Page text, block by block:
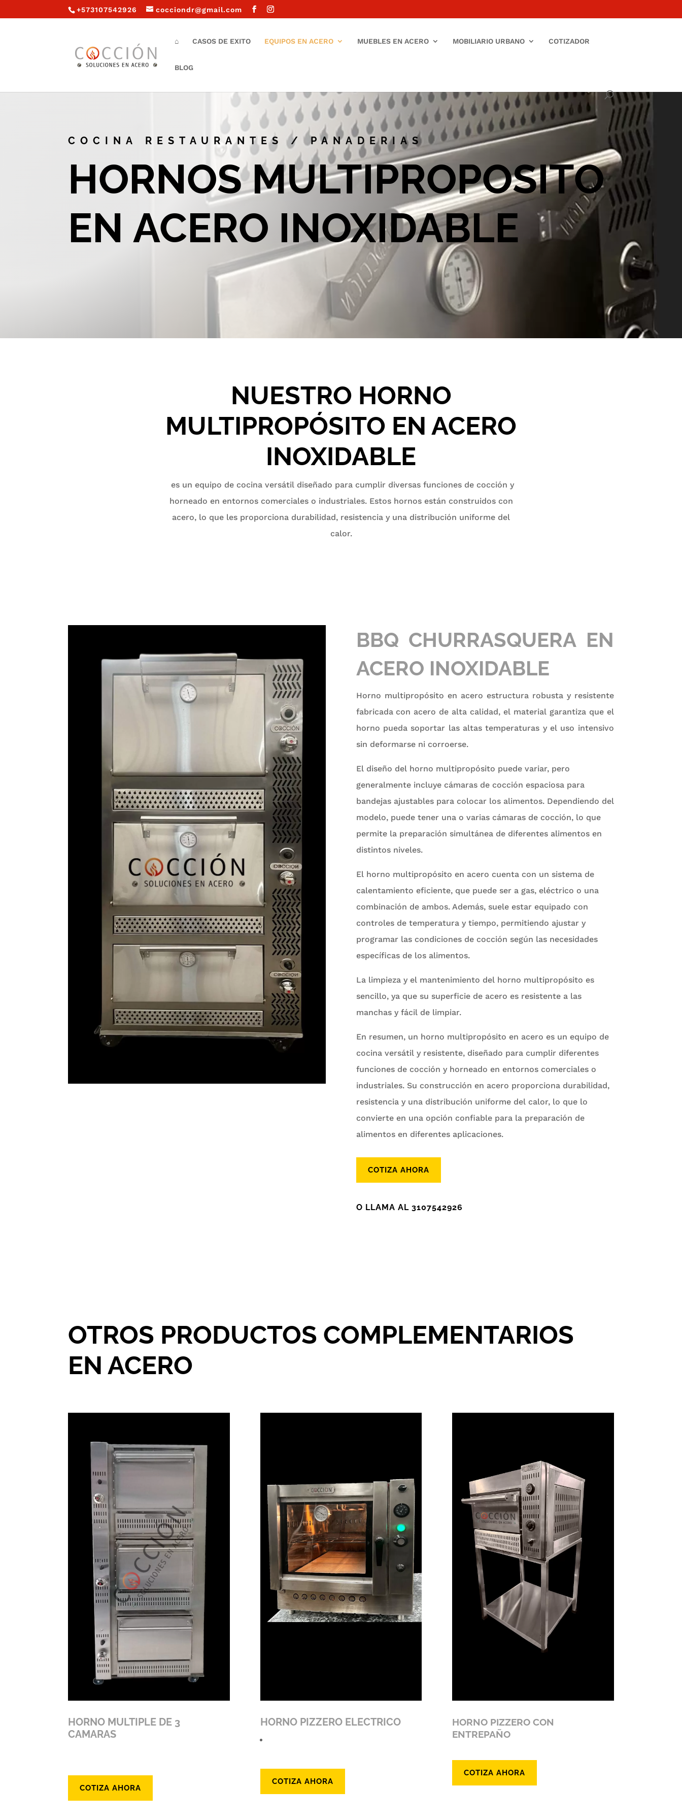
+573107542926 cocciondr@gmail.com
⌂ CASOS DE EXITO EQUIPOS EN ACERO MUEBLES EN ACERO MOBILIARIO URBANO COTIZADOR
BLOG
COCINA RESTAURANTES / PANADERIAS
HORNOS MULTIPROPOSITO
EN ACERO INOXIDABLE
NUESTRO HORNO
MULTIPROPÓSITO EN ACERO
INOXIDABLE
es un equipo de cocina versátil diseñado para cumplir diversas funciones de cocción y
horneado en entornos comerciales o industriales. Estos hornos están construidos con
acero, lo que les proporciona durabilidad, resistencia y una distribución uniforme del
calor.
BBQ CHURRASQUERA EN
ACERO INOXIDABLE
Horno multipropósito en acero estructura robusta y resistente
fabricada con acero de alta calidad, el material garantiza que el
horno pueda soportar las altas temperaturas y el uso intensivo
sin deformarse ni corroerse.
El diseño del horno multipropósito puede variar, pero
generalmente incluye cámaras de cocción espaciosa para
bandejas ajustables para colocar los alimentos. Dependiendo del
modelo, puede tener una o varias cámaras de cocción, lo que
permite la preparación simultánea de diferentes alimentos en
distintos niveles.
El horno multipropósito en acero cuenta con un sistema de
calentamiento eficiente, que puede ser a gas, eléctrico o una
combinación de ambos. Además, suele estar equipado con
controles de temperatura y tiempo, permitiendo ajustar y
programar las condiciones de cocción según las necesidades
específicas de los alimentos.
La limpieza y el mantenimiento del horno multipropósito es
sencillo, ya que su superficie de acero es resistente a las
manchas y fácil de limpiar.
En resumen, un horno multipropósito en acero es un equipo de
cocina versátil y resistente, diseñado para cumplir diferentes
funciones de cocción y horneado en entornos comerciales o
industriales. Su construcción en acero proporciona durabilidad,
resistencia y una distribución uniforme del calor, lo que lo
convierte en una opción confiable para la preparación de
alimentos en diferentes aplicaciones.
COTIZA AHORA
O LLAMA AL 3107542926
OTROS PRODUCTOS COMPLEMENTARIOS
EN ACERO
HORNO MULTIPLE DE 3
CAMARAS
COTIZA AHORA
HORNO PIZZERO ELECTRICO
COTIZA AHORA
HORNO PIZZERO CON
ENTREPAÑO
COTIZA AHORA